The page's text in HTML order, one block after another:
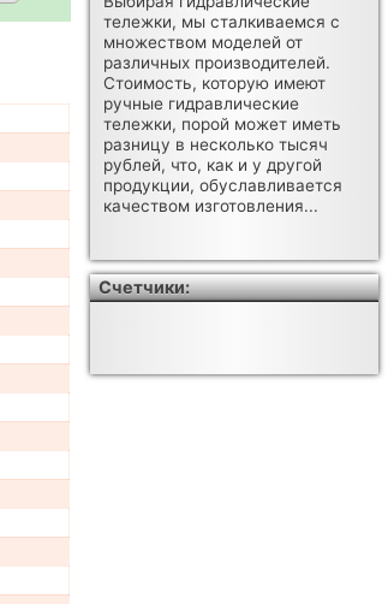
тележки, мы сталкиваемся с
множеством моделей от
различных производителей.
Стоимость, которую имеют
ручные гидравлические
тележки, порой может иметь
разницу в несколько тысяч
рублей, что, как и у другой
продукции, обуславливается
качеством изготовления...
Счетчики: